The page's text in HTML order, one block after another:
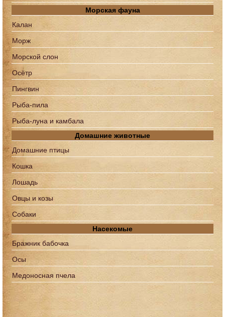
Морская фауна
Калан
Морж
Морской слон
Осётр
Пингвин
Рыба-пила
Рыба-луна и камбала
Домашние животные
Домашние птицы
Кошка
Лошадь
Овцы и козы
Собаки
Насекомые
Бражник бабочка
Осы
Медоносная пчела